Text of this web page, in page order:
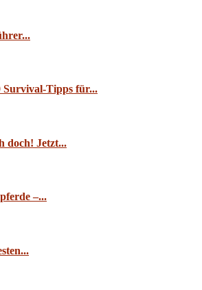
Survival-Tipps für...
doch! Jetzt...
–...